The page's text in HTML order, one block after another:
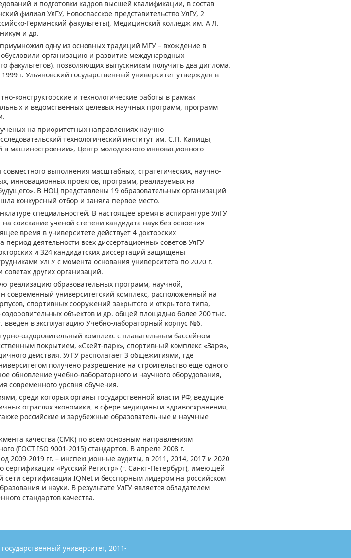
и подготовки кадров высшей квалификации, в состав
филиал УлГУ, Новоспасское представительство УлГУ, 2
Германский факультеты), Медицинский колледж им. А.Л.
и др.
одну из основных традиций МГУ – вхождение в
организацию и развитие международных
факультетов), позволяющих выпускникам получить два диплома.
г. Ульяновский государственный университет утвержден в
конструкторские и технологические работы в рамках
и ведомственных целевых научных программ, программ
на приоритетных направлениях научно-
технологический институт им. С.П. Капицы,
в машиностроении», Центр молодежного инновационного
выполнения масштабных, стратегических, научно-
инновационных проектов, программ, реализуемых на
В НОЦ представлены 19 образовательных организаций
конкурсный отбор и заняла первое место.
специальностей. В настоящее время в аспирантуре УлГУ
соискание ученой степени кандидата наук без освоения
время в университете действует 4 докторских
деятельности всех диссертационных советов УлГУ
и 324 кандидатских диссертаций защищены
УлГУ с момента основания университета по 2020 г.
других организаций.
реализацию образовательных программ, научной,
современный университетский комплекс, расположенный на
спортивных сооружений закрытого и открытого типа,
объектов и др. общей площадью более 200 тыс.
введен в эксплуатацию Учебно-лабораторный корпус №6.
оздоровительный комплекс с плавательным бассейном
покрытием, «Скейт-парк», спортивный комплекс «Заря»,
действия. УлГУ располагает 3 общежитиями, где
получено разрешение на строительство еще одного
обновление учебно-лабораторного и научного оборудования,
современного уровня обучения.
среди которых органы государственной власти РФ, ведущие
отраслях экономики, в сфере медицины и здравоохранения,
российские и зарубежные образовательные и научные
качества (СМК) по всем основным направлениям
(ГОСТ ISO 9001-2015) стандартов. В апреле 2008 г.
2019 гг. – инспекционные аудиты, в 2011, 2014, 2017 и 2020
«Русский Регистр» (г. Санкт-Петербург), имеющей
сертификации IQNet и бесспорным лидером на российском
и науки. В результате УлГУ является обладателем
стандартов качества.
университет, 2011-